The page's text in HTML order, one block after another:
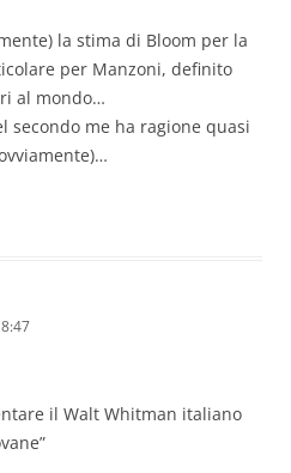
la stima di Bloom per la
per Manzoni, definito
al mondo…
secondo me ha ragione quasi
il Walt Whitman italiano